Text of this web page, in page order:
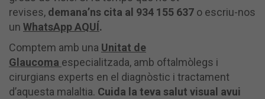
revises, demana’ns cita al 934 155 637 o escriu-nos
un WhatsApp AQUÍ.
Comptem amb una Unitat de
Glaucoma especialitzada, amb oftalmòlegs i
cirurgians experts en el diagnòstic i tractament
d’aquesta malaltia. Cuida la teva salut visual avui